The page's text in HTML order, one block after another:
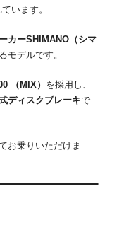
います。
カーSHIMANO（シマ
モデルです。
（MIX） を採用し、
ディスクブレーキで
お乗りいただけま